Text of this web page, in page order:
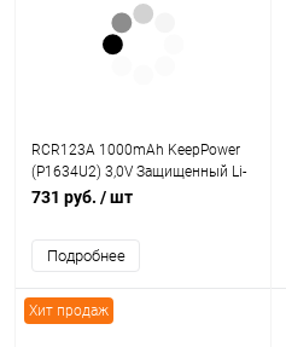
RCR123А 1000mAh KeepPower
(P1634U2) 3,0V Защищенный Li-
Ion АКБ с встроенной USB ЗУ
731 руб. / шт
Подробнее
Хит продаж